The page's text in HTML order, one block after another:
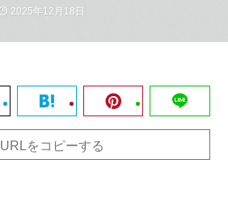
2025年12月18日
URLをコピーする